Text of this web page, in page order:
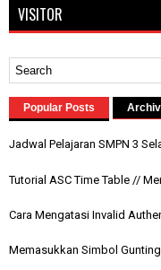
VISITOR
Popular Posts
Jadwal Pelajaran SMPN 3
Tutorial ASC Time Table //
Cara Mengatasi Invalid
Memasukkan Simbol